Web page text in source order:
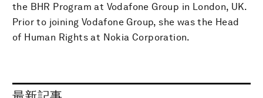
the BHR Program at Vodafone Group in London, UK.
Prior to joining Vodafone Group, she was the Head
of Human Rights at Nokia Corporation.